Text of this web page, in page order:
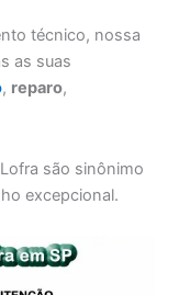
técnico, nossa
as suas
, reparo,
são sinônimo
excepcional.